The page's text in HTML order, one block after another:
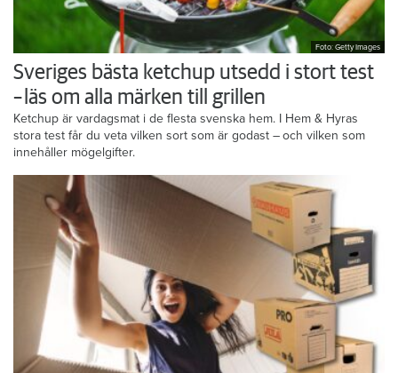
Foto: Getty Images
Sveriges bästa ketchup utsedd i stort test
– läs om alla märken till grillen
Ketchup är vardagsmat i de flesta svenska hem. I Hem & Hyras
stora test får du veta vilken sort som är godast – och vilken som
innehåller mögelgifter.